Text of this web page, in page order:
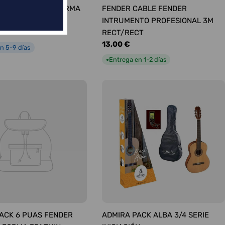
SURTIDAS FORMA
5-9 días
FENDER CABLE FENDER
INTRUMENTO PROFESIONAL 3M
RECT/RECT
Precio
13,00 €
●Entrega en 1-2 días
6 PUAS FENDER
ADMIRA PACK ALBA 3/4 SERIE